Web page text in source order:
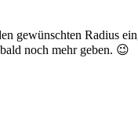
gewünschten Radius
noch mehr geben. 😉